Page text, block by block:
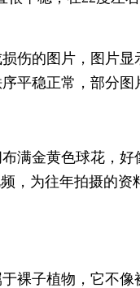
的图片，图片显
平稳正常，部分
金黄色球花，好
，为往年拍摄的
子植物，它不像